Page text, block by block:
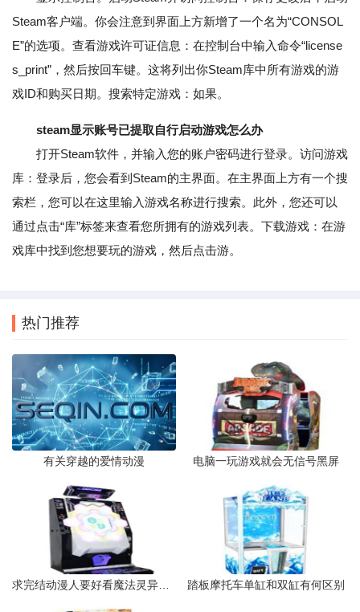
Steam客户端。你会注意到界面上方新增了一个名为“CONSOL
E”的选项。查看游戏许可证信息：在控制台中输入命令“license
s_print”，然后按回车键。这将列出你Steam库中所有游戏的游
戏ID和购买日期。搜索特定游戏：如果。
steam显示账号已提取自行启动游戏怎么办
打开Steam软件，并输入您的账户密码进行登录。访问游戏
库：登录后，您会看到Steam的主界面。在主界面上方有一个搜
索栏，您可以在这里输入游戏名称进行搜索。此外，您还可以
通过点击“库”标签来查看您所拥有的游戏列表。下载游戏：在游
戏库中找到您想要玩的游戏，然后点击游。
热门推荐
有关穿越的爱情动漫 电脑一玩游戏就会无信号黑屏
踏板摩托车单缸和双缸有何区别